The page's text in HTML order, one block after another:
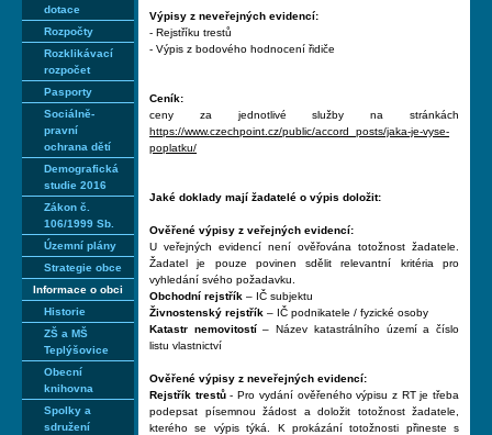
dotace
Rozpočty
Rozklikávací
rozpočet
Pasporty
Sociálně-
pravní
ochrana dětí
Demografická
studie 2016
Zákon č.
106/1999 Sb.
Územní plány
Strategie obce
Informace o obci
Historie
ZŠ a MŠ
Teplýšovice
Obecní
knihovna
Spolky a
sdružení
Výpisy z neveřejných evidencí:
- Rejstříku trestů
- Výpis z bodového hodnocení řidiče
Ceník:
ceny za jednotlivé služby na stránkách
https://www.czechpoint.cz/public/accord_posts/jaka-je-vyse-
poplatku/
Jaké doklady mají žadatelé o výpis doložit:
Ověřené výpisy z veřejných evidencí:
U veřejných evidencí není ověřována totožnost žadatele.
Žadatel je pouze povinen sdělit relevantní kritéria pro
vyhledání svého požadavku.
Obchodní rejstřík – IČ subjektu
Živnostenský rejstřík – IČ podnikatele / fyzické osoby
Katastr nemovitostí– Název katastrálního území a číslo
listu vlastnictví
Ověřené výpisy z neveřejných evidencí:
Rejstřík trestů- Pro vydání ověřeného výpisu z RT je třeba
podepsat písemnou žádost a doložit totožnost žadatele,
kterého se výpis týká. K prokázání totožnosti přineste s